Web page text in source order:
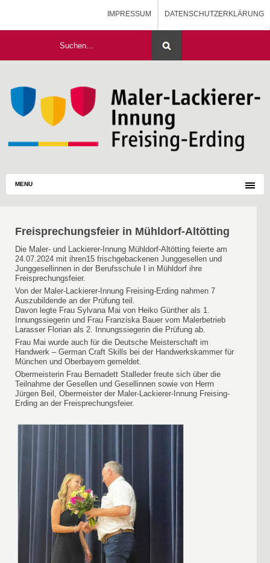
DATENSCHUTZERKLÄRUNG
IMPRESSUM
MALERAUSBILDUNG - BLOG
MENU
Freisprechungsfeier in Mühldorf-Altötting
Die Maler- und Lackierer-Innung Mühldorf-Altötting feierte am
24.07.2024 mit ihren15 frischgebackenen Junggesellen und
Junggesellinnen in der Berufsschule I in Mühldorf ihre
Freisprechungsfeier.
Von der Maler-Lackierer-Innung Freising-Erding nahmen 7
Auszubildende an der Prüfung teil.
Davon legte Frau Sylvana Mai von Heiko Günther als 1.
Innungssiegerin und Frau Franziska Bauer vom Malerbetrieb
Larasser Florian als 2. Innungssiegerin die Prüfung ab.
Frau Mai wurde auch für die Deutsche Meisterschaft im
Handwerk – German Craft Skills bei der Handwerkskammer für
München und Oberbayern gemeldet.
Obermeisterin Frau Bernadett Stalleder freute sich über die
Teilnahme der Gesellen und Gesellinnen sowie von Herrn
Jürgen Beil, Obermeister der Maler-Lackierer-Innung Freising-
Erding an der Freisprechungsfeier.